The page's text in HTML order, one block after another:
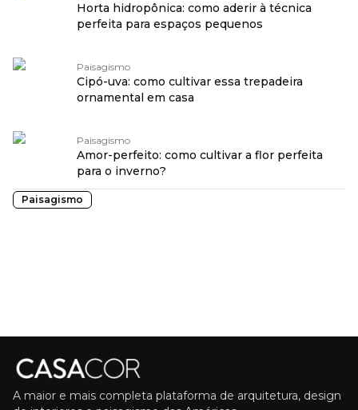
Horta hidropônica: como aderir à técnica
perfeita para espaços pequenos
Paisagismo
Cipó-uva: como cultivar essa trepadeira
ornamental em casa
Paisagismo
Amor-perfeito: como cultivar a flor perfeita
para o inverno?
Paisagismo
A maior e mais completa plataforma de arquitetura, design